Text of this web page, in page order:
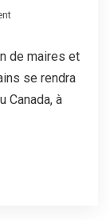
de maires et
se rendra
Canada, à